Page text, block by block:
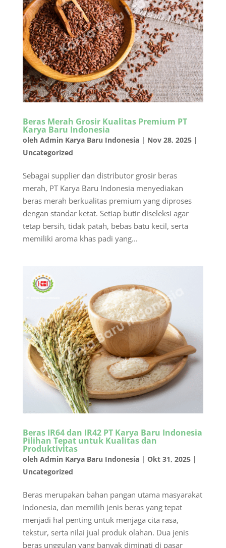
Beras Merah Grosir Kualitas Premium PT
Karya Baru Indonesia
oleh Admin Karya Baru Indonesia| Nov 28, 2025|
Uncategorized
Sebagai supplier dan distributor grosir beras
merah, PT Karya Baru Indonesia menyediakan
beras merah berkualitas premium yang diproses
dengan standar ketat. Setiap butir diseleksi agar
tetap bersih, tidak patah, bebas batu kecil, serta
memiliki aroma khas padi yang...
Beras IR64 dan IR42 PT Karya Baru Indonesia
Pilihan Tepat untuk Kualitas dan
Produktivitas
oleh Admin Karya Baru Indonesia| Okt 31, 2025|
Uncategorized
Beras merupakan bahan pangan utama masyarakat
Indonesia, dan memilih jenis beras yang tepat
menjadi hal penting untuk menjaga cita rasa,
tekstur, serta nilai jual produk olahan. Dua jenis
beras unggulan yang banyak diminati di pasar